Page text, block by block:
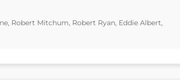
Robert Mitchum, Robert Ryan, Eddie Albert,